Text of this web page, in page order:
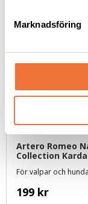
Marknadsföring
Artero Romeo
Collection
199 kr